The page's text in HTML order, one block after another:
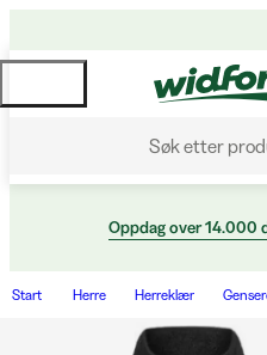
Søk etter
Oppdag over 14.000
Start Herre Herreklær